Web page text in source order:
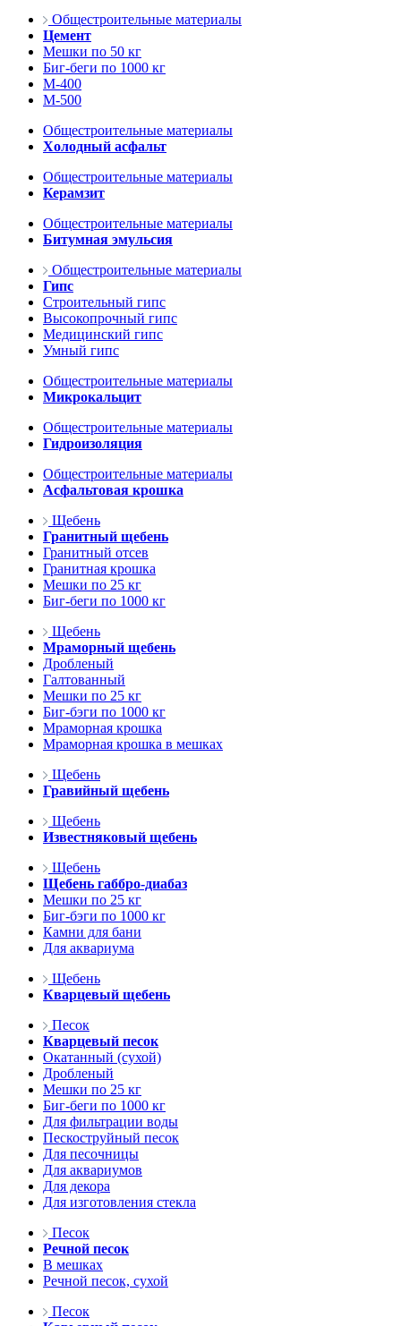
Общестроительные материалы
Цемент
Мешки по 50 кг
Биг-беги по 1000 кг
М-400
М-500
Общестроительные материалы
Холодный асфальт
Общестроительные материалы
Керамзит
Общестроительные материалы
Битумная эмульсия
Общестроительные материалы
Гипс
Строительный гипс
Высокопрочный гипс
Медицинский гипс
Умный гипс
Общестроительные материалы
Микрокальцит
Общестроительные материалы
Гидроизоляция
Общестроительные материалы
Асфальтовая крошка
Щебень
Гранитный щебень
Гранитный отсев
Гранитная крошка
Мешки по 25 кг
Биг-беги по 1000 кг
Щебень
Мраморный щебень
Дробленый
Галтованный
Мешки по 25 кг
Биг-бэги по 1000 кг
Мраморная крошка
Мраморная крошка в мешках
Щебень
Гравийный щебень
Щебень
Известняковый щебень
Щебень
Щебень габбро-диабаз
Мешки по 25 кг
Биг-бэги по 1000 кг
Камни для бани
Для аквариума
Щебень
Кварцевый щебень
Песок
Кварцевый песок
Окатанный (сухой)
Дробленый
Мешки по 25 кг
Биг-беги по 1000 кг
Для фильтрации воды
Пескоструйный песок
Для песочницы
Для аквариумов
Для декора
Для изготовления стекла
Песок
Речной песок
В мешках
Речной песок, сухой
Песок